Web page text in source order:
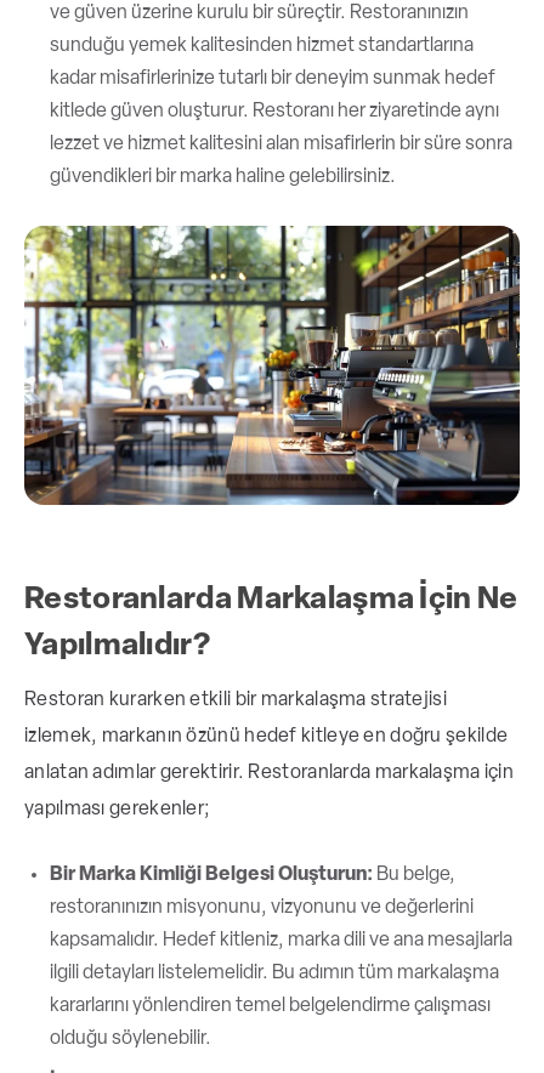
ve güven üzerine kurulu bir süreçtir. Restoranınızın
sunduğu yemek kalitesinden hizmet standartlarına
kadar misafirlerinize tutarlı bir deneyim sunmak hedef
kitlede güven oluşturur. Restoranı her ziyaretinde aynı
lezzet ve hizmet kalitesini alan misafirlerin bir süre sonra
güvendikleri bir marka haline gelebilirsiniz.
Restoranlarda Markalaşma İçin Ne
Yapılmalıdır?
Restoran kurarken etkili bir markalaşma stratejisi
izlemek, markanın özünü hedef kitleye en doğru şekilde
anlatan adımlar gerektirir. Restoranlarda markalaşma için
yapılması gerekenler;
Bir Marka Kimliği Belgesi Oluşturun: Bu belge,
restoranınızın misyonunu, vizyonunu ve değerlerini
kapsamalıdır. Hedef kitleniz, marka dili ve ana mesajlarla
ilgili detayları listelemelidir. Bu adımın tüm markalaşma
kararlarını yönlendiren temel belgelendirme çalışması
olduğu söylenebilir.